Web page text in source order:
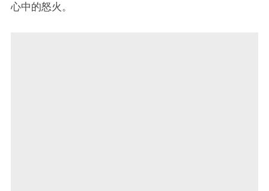
心中的怒火。